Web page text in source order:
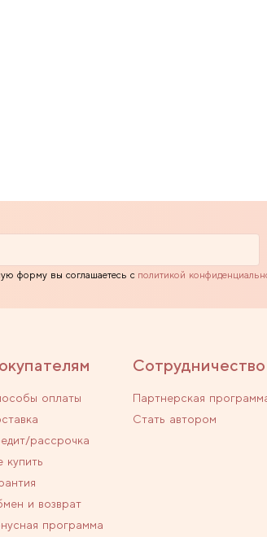
форму вы соглашаетесь с политикой
оплаты
рассрочка
купить
и возврат
программа
Сотрудничество
Партнерская
Стать автором